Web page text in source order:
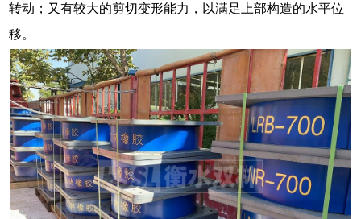
转动；又有较大的剪切变形能力，以满足上部构造的水平位
移。